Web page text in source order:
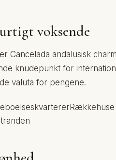
voksende
Cancelada andalusisk
knudepunkt for
valuta for pengene.